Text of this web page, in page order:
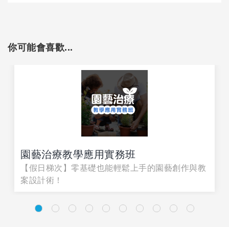
你可能會喜歡...
園藝治療教學應用實務班
【假日梯次】零基礎也能輕鬆上手的園藝創作與教
案設計術！